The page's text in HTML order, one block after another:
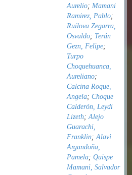
Aurelio; Mamani
Ramirez, Pablo;
Ruilova Zegarra,
Osvaldo; Terán
Gezn, Felipe;
Turpo
Choquehuanca,
Aureliano;
Calcina Roque,
Angela; Choque
Calderón, Leydi
Lizeth;Alejo
Guarachi,
Franklin;Alavi
Argandoña,
Pamela; Quispe
Mamani, Salvador